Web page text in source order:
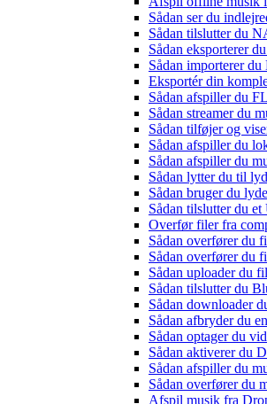
Sådan ser du
Sådan tilslutter du
Sådan eksporterer
Sådan importerer
Eksportér din
Sådan afspiller du
Sådan streamer du
Sådan tilføjer og
Sådan afspiller du
Sådan afspiller du
Sådan lytter du til
Sådan bruger du
Sådan tilslutter du
Overfør filer fra
Sådan overfører du
Sådan overfører du
Sådan uploader du
Sådan tilslutter du
Sådan downloader
Sådan afbryder du
Sådan optager du
Sådan aktiverer du
Sådan afspiller du
Sådan overfører du
Afspil musik fra